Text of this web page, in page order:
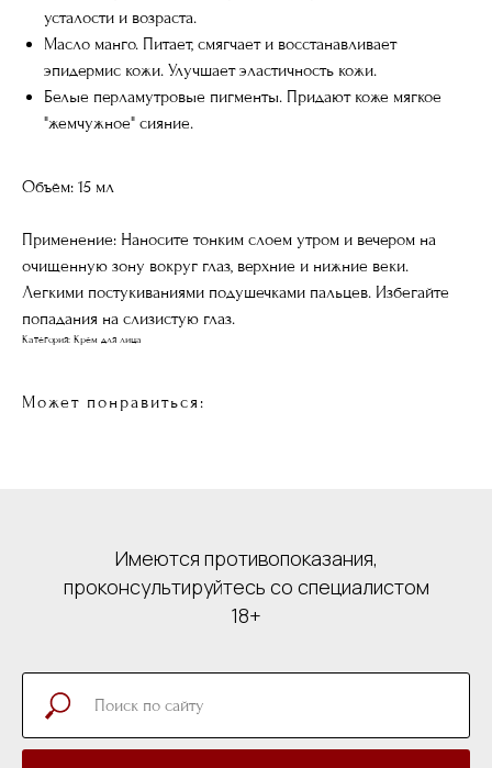
усталости и возраста.
Масло манго. Питает, смягчает и восстанавливает
эпидермис кожи. Улучшает эластичность кожи.
Белые перламутровые пигменты. Придают коже мягкое
"жемчужное" сияние.
Объём: 15 мл
Применение: Наносите тонким слоем утром и вечером на
очищенную зону вокруг глаз, верхние и нижние веки.
Легкими постукиваниями подушечками пальцев. Избегайте
попадания на слизистую глаз.
Категория: Крем для лица
Может понравиться:
Имеются противопоказания,
проконсультируйтесь со специалистом
18+